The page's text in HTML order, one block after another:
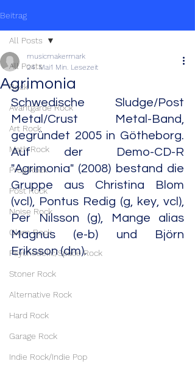
Beitrag
All Posts
Rock
Avantgarde Rock
Art Rock
Math Rock
Prog Rock
Post Rock
Noise Rock
Glam Rock
Psychedelic/Space Rock
Stoner Rock
Alternative Rock
Hard Rock
Garage Rock
Indie Rock/Indie Pop
All Posts
Agrimonia
musicmakermark
24. Mai1 Min. Lesezeit
Schwedische Sludge/Post
Metal/Crust Metal-Band,
gegründet 2005 in Götheborg.
Auf der Demo-CD-R
"Agrimonia" (2008) bestand die
Gruppe aus Christina Blom
(vcl), Pontus Redig (g, key, vcl),
Per Nilsson (g), Mange alias
Magnus (e-b) und Björn
Eriksson (dm).